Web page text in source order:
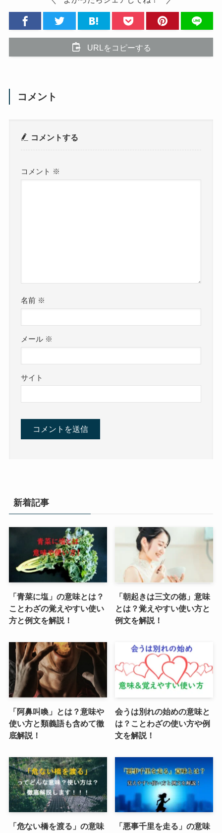
URLをコピーする
コメント
コメントする
コメント ※
名前 ※
メール ※
サイト
新着記事
「青菜に塩」の意味とは？
ことわざの覚えやすい使い
方と例文を解説！
「朝起きは三文の徳」意味
とは？覚えやすい使い方と
例文を解説！
「阿鼻叫喚」とは？意味や
使い方と類義語も含めて徹
底解説！
会うは別れの始めの意味と
は？ことわざの使い方や例
文を解説！
「危ない橋を渡る」の意味
「悪事千里を走る」の意味